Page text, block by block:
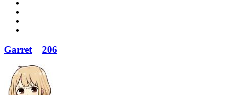
Garret 206